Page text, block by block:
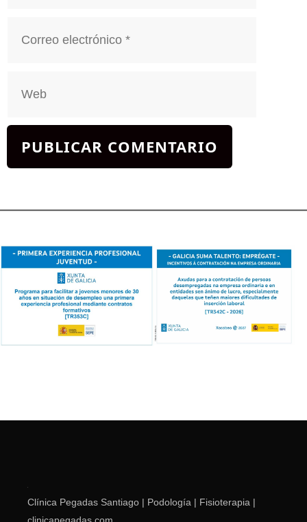
Clínica Pegadas Santiago | Podología | Fisioterapia |